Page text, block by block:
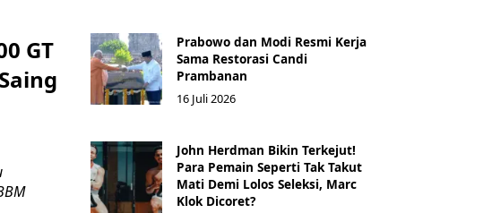
GT
Prabowo dan Modi Resmi Kerja
Sama Restorasi Candi
Prambanan
16 Juli 2026
John Herdman Bikin Terkejut!
Para Pemain Seperti Tak Takut
Mati Demi Lolos Seleksi, Marc
Klok Dicoret?